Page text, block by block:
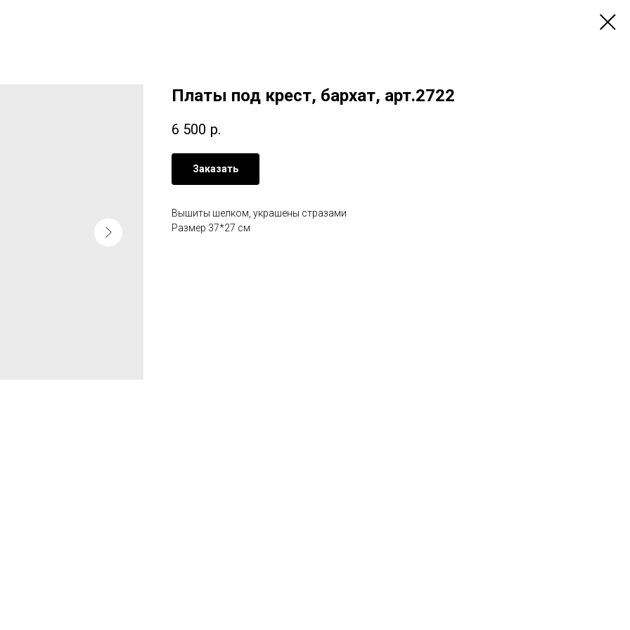
Платы под крест, бархат, арт.2722
6 500 р.
Заказать
Вышиты шелком, украшены стразами
Размер 37*27 см